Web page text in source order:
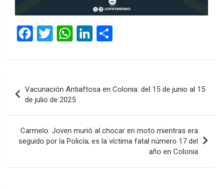
F
ce
o
o
k
T
tt
W
at
A
p
p
Li
ke
n
m
ar
tir
de
entradas
Vacunación Antiaftosa en Colonia: del 15 de junio al 15
de julio de 2025
Carmelo: Joven murió al chocar en moto mientras era
seguido por la Policía; es la víctima fatal número 17 del
año en Colonia